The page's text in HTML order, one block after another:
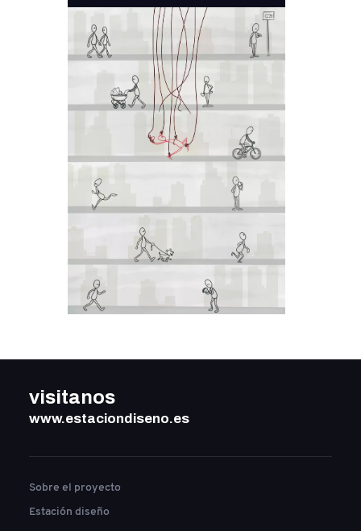
visitanos
www.estaciondiseno.es
Sobre el proyecto
Estación diseño